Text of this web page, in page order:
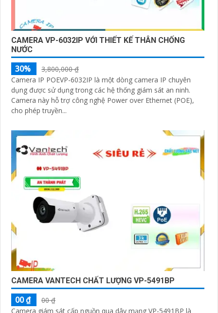
CAMERA VP-6032IP VỚI THIẾT KẾ THÂN CHỐNG
NƯỚC
30%
3,800,000 ₫
Camera IP POEVP-6032IP là một dòng camera IP chuyên
dụng được sử dụng trong các hệ thống giám sát an ninh.
Camera này hỗ trợ công nghệ Power over Ethernet (POE),
cho phép truyền...
CAMERA VANTECH CHẤT LƯỢNG VP-5491BP
00 ₫
00 ₫
Camera giám sát cấp nguồn qua dây mạng VP-5491BP là